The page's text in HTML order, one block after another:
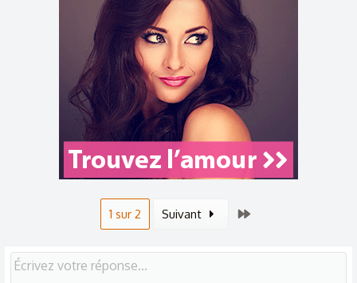
1 sur 2 Suivant